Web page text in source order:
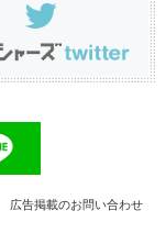
広告掲載のお問い合わせ